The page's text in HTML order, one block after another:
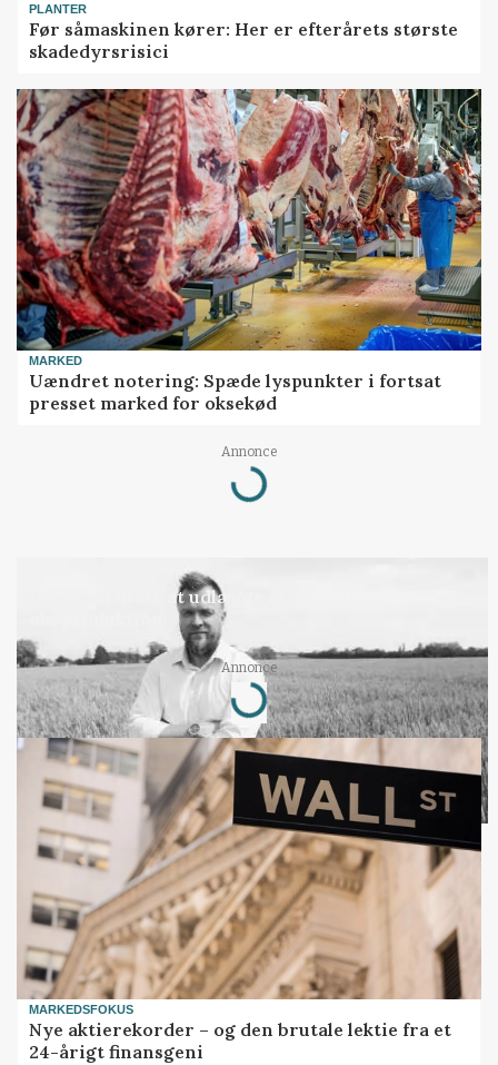
PLANTER
Før såmaskinen kører: Her er efterårets største
skadedyrsrisici
MARKED
Uændret notering: Spæde lyspunkter i fortsat
presset marked for oksekød
Annonce
Loading...
Det er en uskik at udlægge et røgslør om
Annonce
Loading...
MARKEDSFOKUS
Nye aktierekorder – og den brutale lektie fra et
24-årigt finansgeni